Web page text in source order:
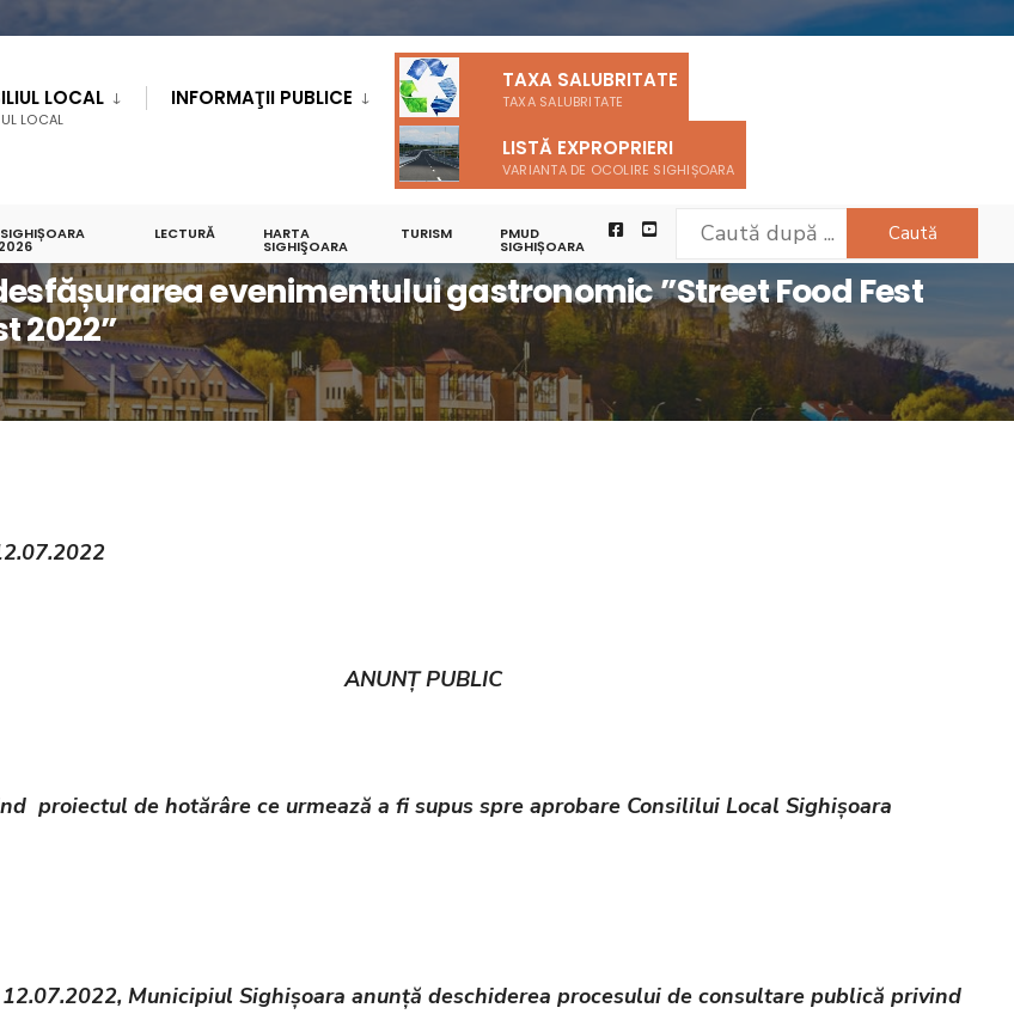
LOCAL
LOCAL
INFORMAŢII PUBLICE
TAXA SALUBRITATE
TAXA SALUBRITATE
LISTĂ EXPROPRIERI
VARIANTA DE OCOLIRE SIGHIȘOARA
LECTURĂ HARTA
SIGHIŞOARA
TURISM PMUD
SIGHIȘOARA
Caută
GASTRONOMIC ”STREET FOOD FEST SIGHIȘOARA”, ÎN PERIOADA 12-15 AUGUST 2022”
evenimentului gastronomic ”Street Food Fest
2022”
ANUNȚ PUBLIC
proiectul de hotărâre ce urmează a fi supus spre aprobare Consililui Local Sighișoara
Municipiul Sighișoara anunță deschiderea procesului de consultare publică privind